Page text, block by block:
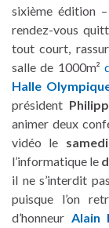
sixième édition
rendez-vous
tout court,
salle de 1000m²
Halle
président
animer deux
vidéo le samedi
l’informatique le
il ne s’interdit
puisque l’on
d’honneur Alain